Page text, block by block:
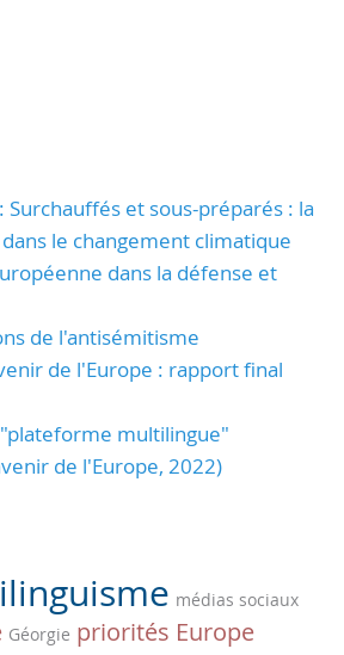
Surchauffés et sous-préparés : la
le changement climatique
dans la défense et
de l'antisémitisme
de l'Europe : rapport final
multilingue"
de l'Europe, 2022)
médias sociaux
Géorgie priorités Europe